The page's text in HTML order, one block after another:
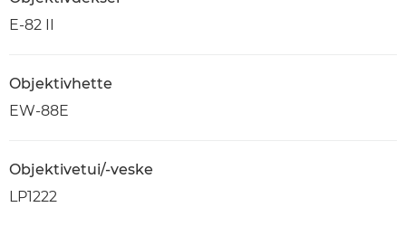
E-82 II
Objektivhette
EW-88E
Objektivetui/-veske
LP1222